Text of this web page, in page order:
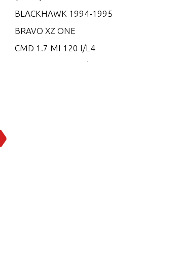
BLACKHAWK 1994-1995
BRAVO XZ ONE
CMD 1.7 MI 120 I/L4
CMD 1.7 MS 120 I/L4